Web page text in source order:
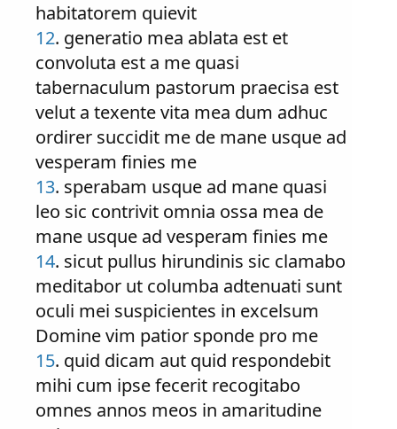
habitatorem quievit
12. generatio mea ablata est et
convoluta est a me quasi
tabernaculum pastorum praecisa est
velut a texente vita mea dum adhuc
ordirer succidit me de mane usque ad
vesperam finies me
13. sperabam usque ad mane quasi
leo sic contrivit omnia ossa mea de
mane usque ad vesperam finies me
14. sicut pullus hirundinis sic clamabo
meditabor ut columba adtenuati sunt
oculi mei suspicientes in excelsum
Domine vim patior sponde pro me
15. quid dicam aut quid respondebit
mihi cum ipse fecerit recogitabo
omnes annos meos in amaritudine